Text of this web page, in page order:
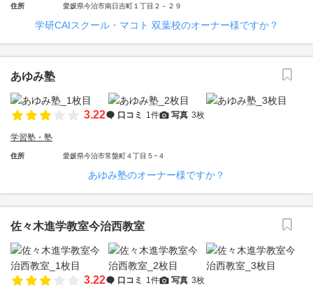
住所 愛媛県今治市南日吉町１丁目２－２９
学研CAIスクール・マコト 双葉校のオーナー様ですか？
あゆみ塾
3.22 口コミ 1件 写真 3枚
学習塾・塾
住所 愛媛県今治市常盤町４丁目５−４
あゆみ塾のオーナー様ですか？
佐々木進学教室今治西教室
3.22 口コミ 1件 写真 3枚